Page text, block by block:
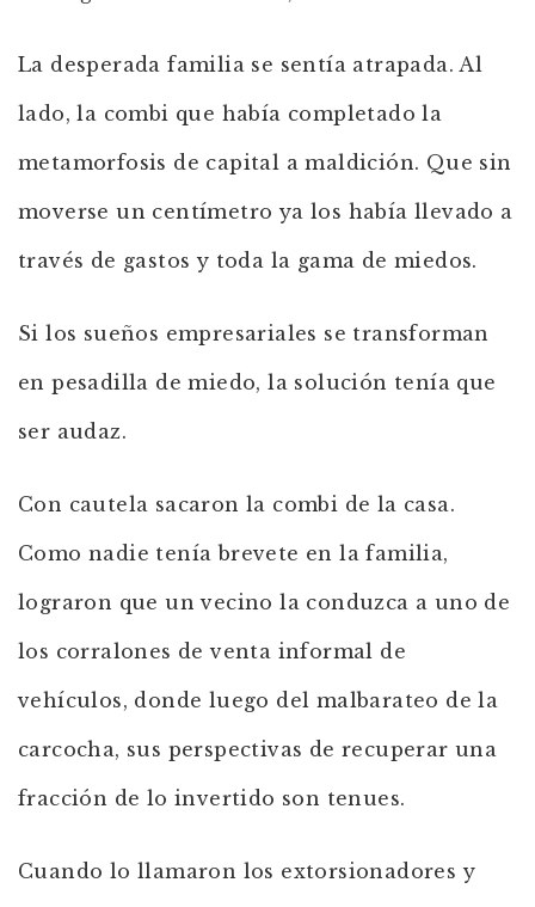
La desperada familia se sentía atrapada. Al
lado, la combi que había completado la
metamorfosis de capital a maldición. Que sin
moverse un centímetro ya los había llevado a
través de gastos y toda la gama de miedos.
Si los sueños empresariales se transforman
en pesadilla de miedo, la solución tenía que
ser audaz.
Con cautela sacaron la combi de la casa.
Como nadie tenía brevete en la familia,
lograron que un vecino la conduzca a uno de
los corralones de venta informal de
vehículos, donde luego del malbarateo de la
carcocha, sus perspectivas de recuperar una
fracción de lo invertido son tenues.
Cuando lo llamaron los extorsionadores y